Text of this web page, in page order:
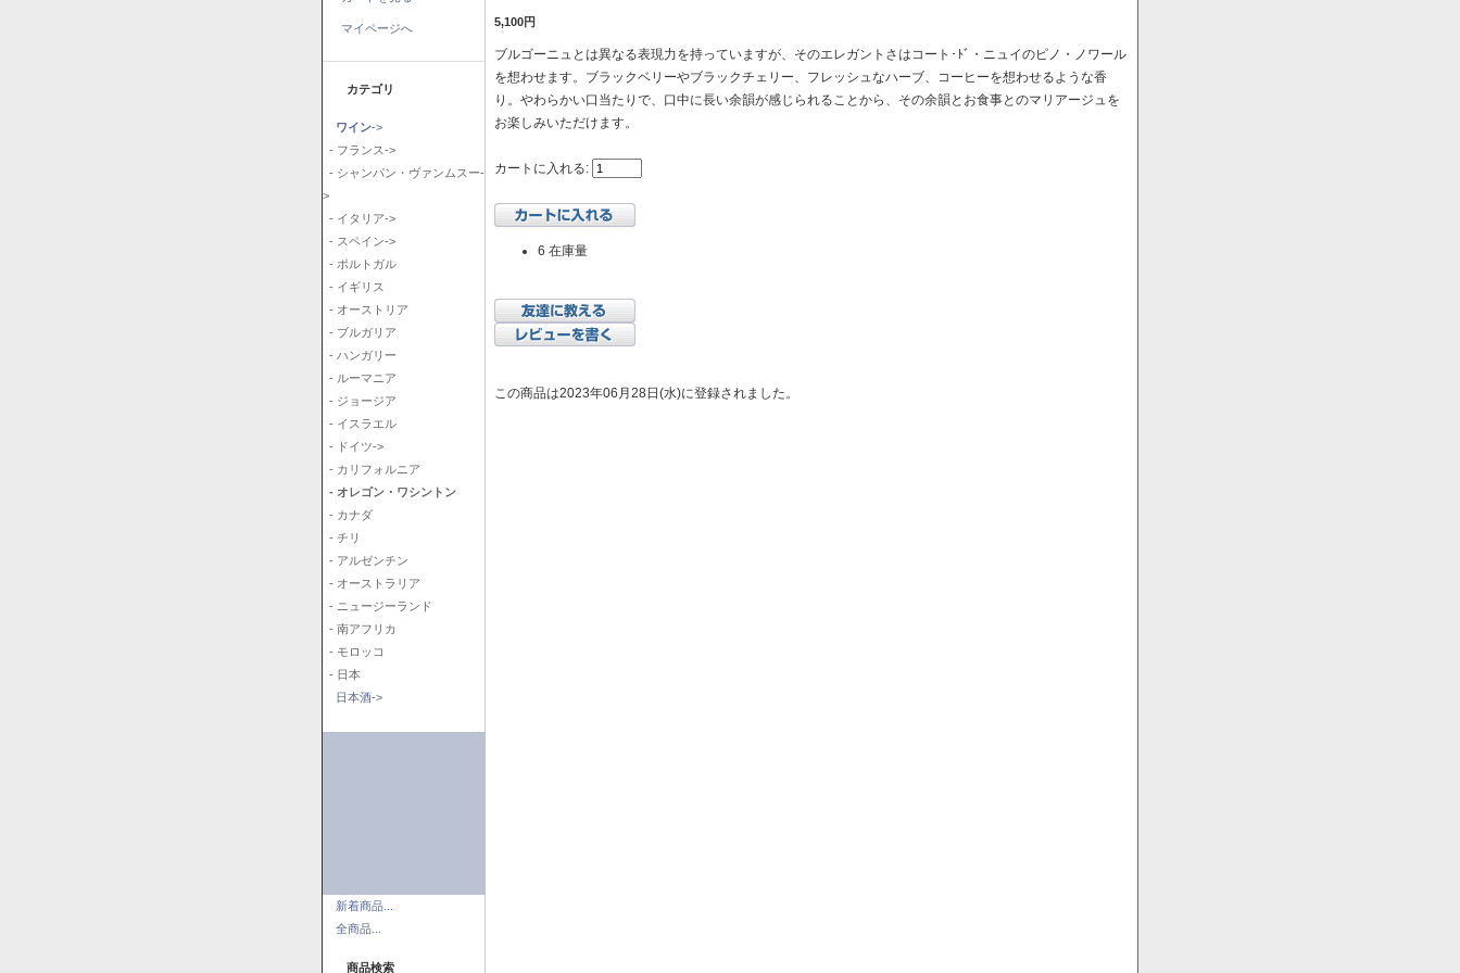
マイページへ
カテゴリ
ワイン->
- フランス->
- シャンパン・ヴァンムスー-
>
- イタリア->
- スペイン->
- ポルトガル
- イギリス
- オーストリア
- ブルガリア
- ハンガリー
- ルーマニア
- ジョージア
- イスラエル
- ドイツ->
- カリフォルニア
- オレゴン・ワシントン
- カナダ
- チリ
- アルゼンチン
- オーストラリア
- ニュージーランド
- 南アフリカ
- モロッコ
- 日本
日本酒->
新着商品...
全商品...
商品検索
5,100円
ブルゴーニュとは異なる表現力を持っていますが、そのエレガントさはコート･ﾄﾞ・ニュイのピノ・ノワール
を想わせます。ブラックベリーやブラックチェリー、フレッシュなハーブ、コーヒーを想わせるような香
り。やわらかい口当たりで、口中に長い余韻が感じられることから、その余韻とお食事とのマリアージュを
お楽しみいただけます。
カートに入れる:
6 在庫量
この商品は2023年06月28日(水)に登録されました。